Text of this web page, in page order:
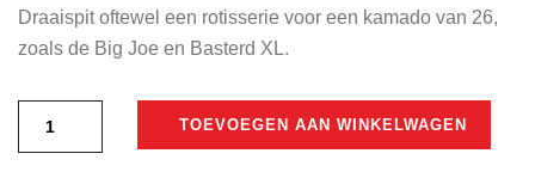
Draaispit oftewel een rotisserie voor een kamado van 26,
zoals de Big Joe en Basterd XL.
TOEVOEGEN AAN WINKELWAGEN